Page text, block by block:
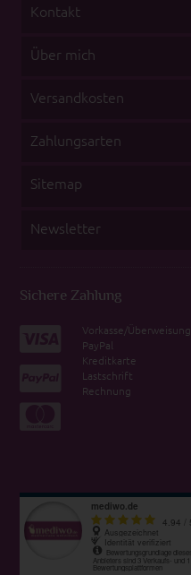
Kontakt
Über mich
Versandkosten
Zahlungsarten
Sitemap
Newsletter
Sichere Zahlung
Vorkasse/Überweisung
PayPal
Kreditkarte
Lastschrift
Rechnung